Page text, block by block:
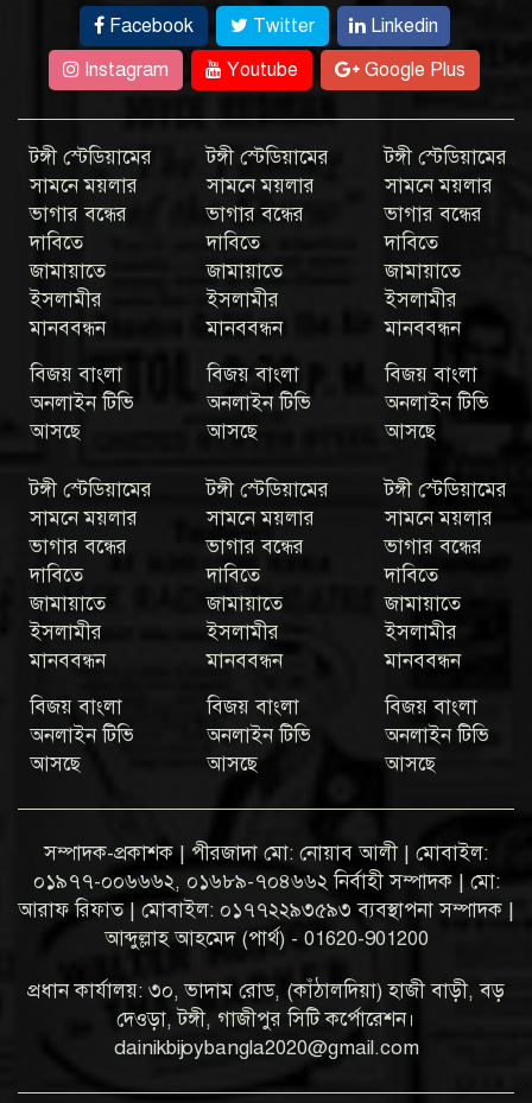
Facebook Twitter
Linkedin
Instagram
Youtube Google Plus
টঙ্গী স্টেডিয়ামের
সামনে ময়লার
ভাগার বন্ধের
দাবিতে
জামায়াতে
ইসলামীর
মানববন্ধন
বিজয় বাংলা
অনলাইন টিভি
আসছে
টঙ্গী স্টেডিয়ামের
সামনে ময়লার
ভাগার বন্ধের
দাবিতে
জামায়াতে
ইসলামীর
মানববন্ধন
বিজয় বাংলা
অনলাইন টিভি
আসছে
টঙ্গী স্টেডিয়ামের
সামনে ময়লার
ভাগার বন্ধের
দাবিতে
জামায়াতে
ইসলামীর
মানববন্ধন
বিজয় বাংলা
অনলাইন টিভি
আসছে
টঙ্গী স্টেডিয়ামের
সামনে ময়লার
ভাগার বন্ধের
দাবিতে
জামায়াতে
ইসলামীর
মানববন্ধন
বিজয় বাংলা
অনলাইন টিভি
আসছে
টঙ্গী স্টেডিয়ামের
সামনে ময়লার
ভাগার বন্ধের
দাবিতে
জামায়াতে
ইসলামীর
মানববন্ধন
বিজয় বাংলা
অনলাইন টিভি
আসছে
টঙ্গী স্টেডিয়ামের
সামনে ময়লার
ভাগার বন্ধের
দাবিতে
জামায়াতে
ইসলামীর
মানববন্ধন
বিজয় বাংলা
অনলাইন টিভি
আসছে
সম্পাদক-প্রকাশক | পীরজাদা মো: নোয়াব আলী | মোবাইল:
০১৯৭৭-০০৬৬৬২, ০১৬৮৯-৭০৪৬৬২ নির্বাহী সম্পাদক | মো:
আরাফ রিফাত | মোবাইল: ০১৭৭২২৯৩৫৯৩ ব্যবস্থাপনা সম্পাদক |
আব্দুল্লাহ আহমেদ (পার্থ) - 01620-901200
প্রধান কার্যালয়: ৩০, ভাদাম রোড, (কাঁঠালদিয়া) হাজী বাড়ী, বড়
দেওড়া, টঙ্গী, গাজীপুর সিটি কর্পোরেশন।
dainikbijoybangla2020@gmail.com